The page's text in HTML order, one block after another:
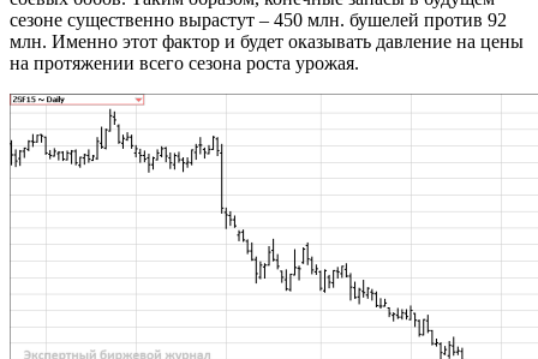
сезоне существенно вырастут – 450 млн. бушелей против 92
млн. Именно этот фактор и будет оказывать давление на цены
на протяжении всего сезона роста урожая.